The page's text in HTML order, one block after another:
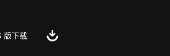
版下载